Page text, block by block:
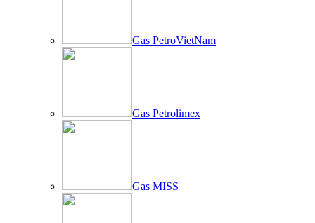
Gas PetroVietNam
Gas Petrolimex
Gas MISS